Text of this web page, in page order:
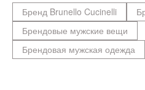
Бренд Brunello Cucinelli
Брендовые мужские вещи
Брендовая мужская одежда